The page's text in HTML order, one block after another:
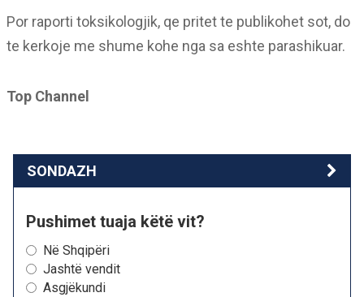
Por raporti toksikologjik, qe pritet te publikohet sot, do
te kerkoje me shume kohe nga sa eshte parashikuar.
Top Channel
SONDAZH
Pushimet tuaja këtë vit?
Në Shqipëri
Jashtë vendit
Asgjëkundi